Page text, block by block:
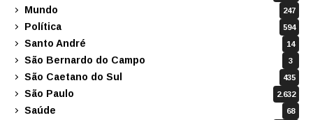
Mundo 247
Política 594
Santo André 14
São Bernardo do Campo 3
São Caetano do Sul 435
São Paulo 2.632
Saúde 68